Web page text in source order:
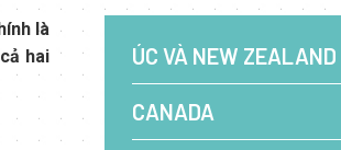
là
hai
ÚC VÀ NEW ZEALAND
CANADA